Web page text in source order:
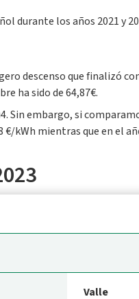
durante los años 2021 y
descenso que finalizó
ha sido de 64,87€.
Sin embargo, si
kWh mientras que en el
Valle